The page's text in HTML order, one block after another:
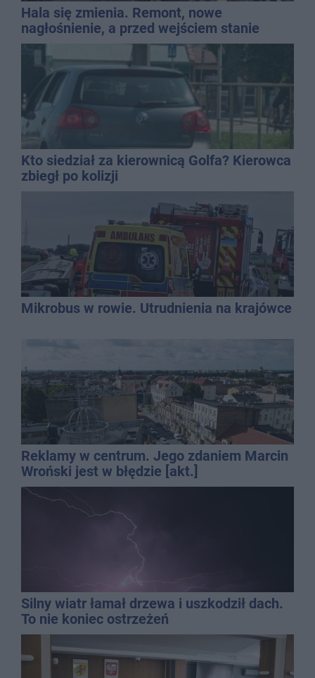
Hala się zmienia. Remont, nowe
nagłośnienie, a przed wejściem stanie
QEMETICA ARENA
Kto siedział za kierownicą Golfa? Kierowca
zbiegł po kolizji
Mikrobus w rowie. Utrudnienia na krajówce
Reklamy w centrum. Jego zdaniem Marcin
Wroński jest w błędzie [akt.]
Silny wiatr łamał drzewa i uszkodził dach.
To nie koniec ostrzeżeń